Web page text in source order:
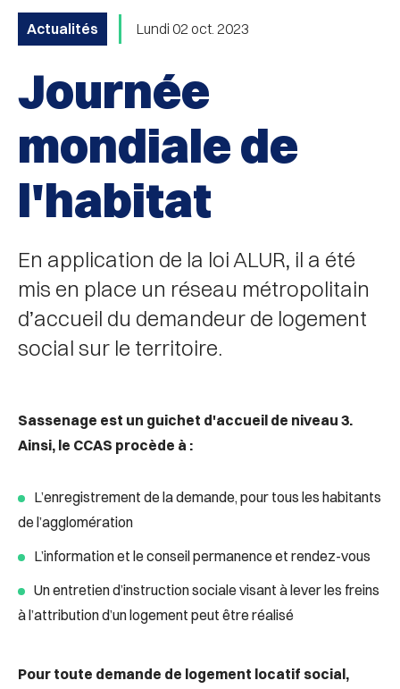
Actualités Lundi 02 oct. 2023
Journée
mondiale de
l'habitat
En application de la loi ALUR, il a été
mis en place un réseau métropolitain
d’accueil du demandeur de logement
social sur le territoire.
Sassenage est un guichet d'accueil de niveau 3.
Ainsi, le CCAS procède à :
L’enregistrement de la demande, pour tous les habitants
de l’agglomération
L’information et le conseil permanence et rendez-vous
Un entretien d’instruction sociale visant à lever les freins
à l’attribution d’un logement peut être réalisé
Pour toute demande de logement locatif social,